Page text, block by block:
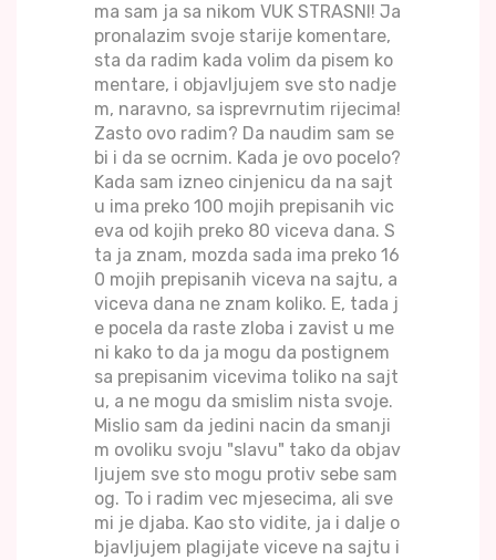
ma sam ja sa nikom VUK STRASNI! Ja
pronalazim svoje starije komentare,
sta da radim kada volim da pisem ko
mentare, i objavljujem sve sto nadje
m, naravno, sa isprevrnutim rijecima!
Zasto ovo radim? Da naudim sam se
bi i da se ocrnim. Kada je ovo pocelo?
Kada sam izneo cinjenicu da na sajt
u ima preko 100 mojih prepisanih vic
eva od kojih preko 80 viceva dana. S
ta ja znam, mozda sada ima preko 16
0 mojih prepisanih viceva na sajtu, a
viceva dana ne znam koliko. E, tada j
e pocela da raste zloba i zavist u me
ni kako to da ja mogu da postignem
sa prepisanim vicevima toliko na sajt
u, a ne mogu da smislim nista svoje.
Mislio sam da jedini nacin da smanji
m ovoliku svoju "slavu" tako da objav
ljujem sve sto mogu protiv sebe sam
og. To i radim vec mjesecima, ali sve
mi je djaba. Kao sto vidite, ja i dalje o
bjavljujem plagijate viceve na sajtu i